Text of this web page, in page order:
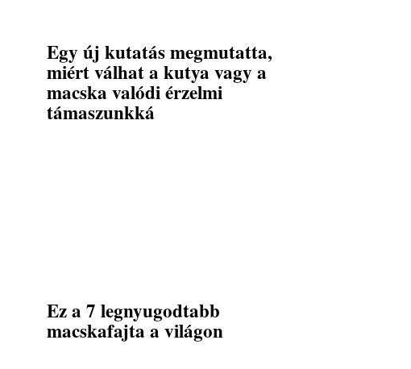
Egy új kutatás megmutatta,
miért válhat a kutya vagy a
macska valódi érzelmi
támaszunkká
Ez a 7 legnyugodtabb
macskafajta a világon